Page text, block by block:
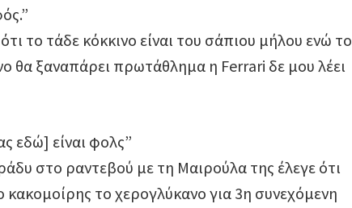
το τάδε κόκκινο είναι του σάπιου μήλου ενώ το
θα ξαναπάρει πρωτάθλημα η Ferrari δε μου λέει
εδώ] είναι φολς”
στο ραντεβού με τη Μαιρούλα της έλεγε ότι
το χερογλύκανο για 3η συνεχόμενη